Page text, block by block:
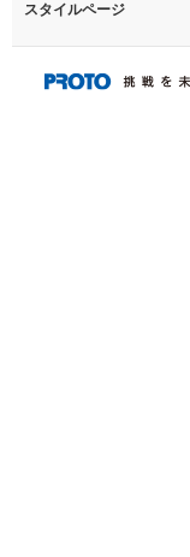
スタイルページ